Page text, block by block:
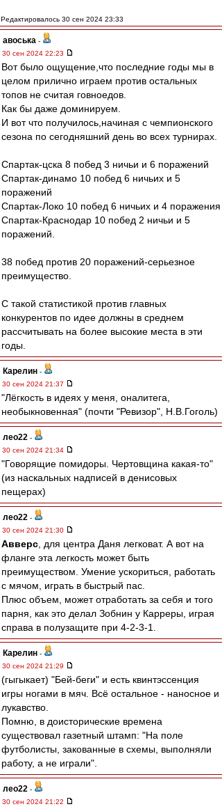
Редактировалось 30 сен 2024 23:33
авоська -
30 сен 2024 22:23
Вот было ощущение,что последние годы мы в
целом прилично играем против остальных
топов не считая говноедов.
Как бы даже доминируем.
И вот что получилось,начиная с чемпионского
сезона по сегодняшний день во всех турнирах.
Спартак-цска 8 побед 3 ничьи и 6 поражений
Спартак-динамо 10 побед 6 ничьих и 5
поражений
Спартак-Локо 10 побед 6 ничьих и 4 поражения
Спартак-Краснодар 10 побед 2 ничьи и 5
поражений.
38 побед против 20 поражений-серьезное
преимущество.
С такой статистикой против главных
конкурентов по идее должны в среднем
рассчитывать на более высокие места в эти
годы.
Карелин -
30 сен 2024 21:37
"Лёгкость в идеях у меня, оналитега,
необыкновенная" (почти "Ревизор", Н.В.Гоголь)
лео22 -
30 сен 2024 21:34
"Говорящие помидоры. Чертовщина какая-то"
(из наскальных надписей в денисовых
пещерах)
лео22 -
30 сен 2024 21:30
Авверс , для центра Даня легковат. А вот на
фланге эта легкость может быть
преимуществом. Умение ускориться, работать
с мячом, играть в быстрый пас.
Плюс объем, может отработать за себя и того
парня, как это делал Зобнин у Карреры, играя
справа в полузащите при 4-2-3-1.
Карелин -
30 сен 2024 21:29
(гыгыкает) "Бей-беги" и есть квинтэссенция
игры ногами в мяч. Всё остальное - наносное и
лукавство.
Помню, в доисторические времена
существовал газетный штамп: "На поле
футболисты, закованные в схемы, выполняли
работу, а не играли".
лео22 -
30 сен 2024 21:22